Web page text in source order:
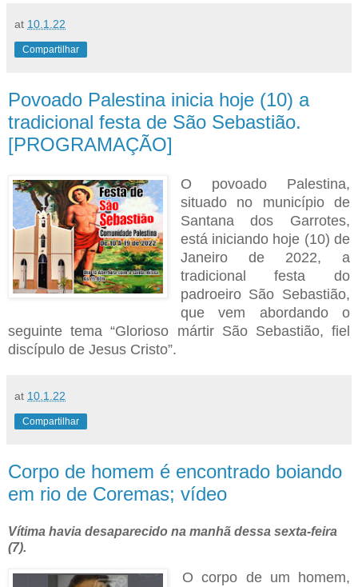
at 10.1.22
Compartilhar
Povoado Palestina inicia hoje (10) a
tradicional festa de São Sebastião.
[PROGRAMAÇÃO]
O povoado Palestina,
situado no município de
Santana dos Garrotes,
está iniciando hoje (10) de
Janeiro de 2022, a
tradicional festa do
padroeiro São Sebastião,
que vem abordando o
seguinte tema “Glorioso mártir São Sebastião, fiel
discípulo de Jesus Cristo”.
at 10.1.22
Compartilhar
Corpo de homem é encontrado boiando
em rio de Coremas; vídeo
Vítima havia desaparecido na manhã dessa sexta-feira
(7).
O corpo de um homem,